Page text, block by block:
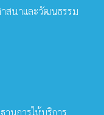
สนาและวัฒนธรรม
นการให้บริการ